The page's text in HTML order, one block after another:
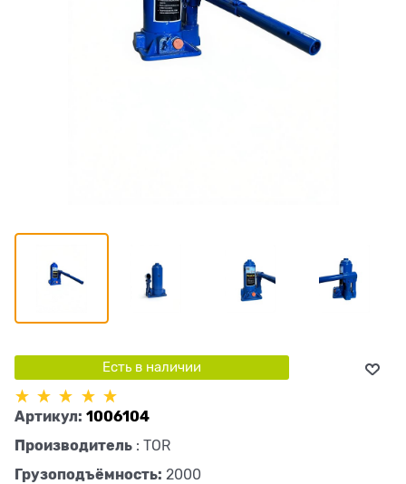
Есть в наличии
Артикул: 1006104
Производитель : TOR
Грузоподъёмность: 2000